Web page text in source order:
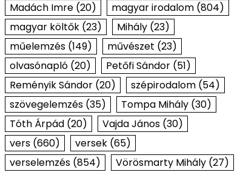
Madách Imre(20) magyar irodalom(804)
magyar költők(23) Mihály(23)
műelemzés(149) művészet (23)
olvasónapló(20) Petőfi Sándor(51)
Reményik Sándor(20) szépirodalom(54)
szövegelemzés(35) Tompa Mihály(30)
Tóth Árpád(20) Vajda János(30)
vers(660) versek(65)
verselemzés(854) Vörösmarty Mihály(27)